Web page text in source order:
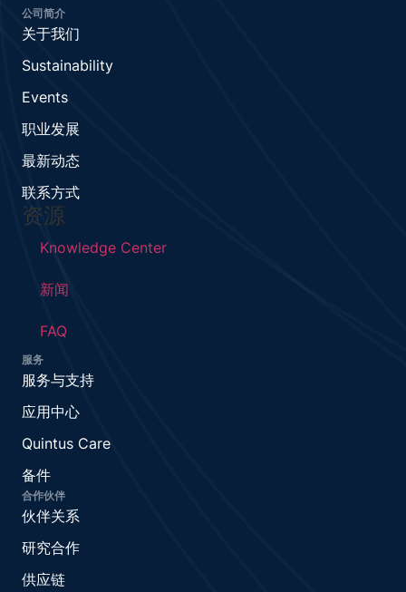
公司简介
关于我们
Sustainability
Events
职业发展
最新动态
联系方式
资源
Knowledge Center
新闻
FAQ
服务
服务与支持
应用中心
Quintus Care
备件
合作伙伴
伙伴关系
研究合作
供应链